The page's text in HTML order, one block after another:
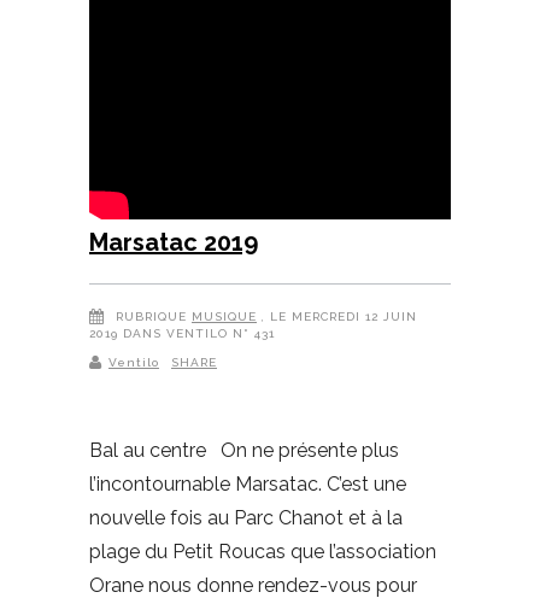
Marsatac 2019
RUBRIQUE MUSIQUE
, LE MERCREDI 12 JUIN
2019 DANS VENTILO N° 431
Ventilo SHARE
Bal au centre On ne présente plus
l’incontournable Marsatac. C’est une
nouvelle fois au Parc Chanot et à la
plage du Petit Roucas que l’association
Orane nous donne rendez-vous pour